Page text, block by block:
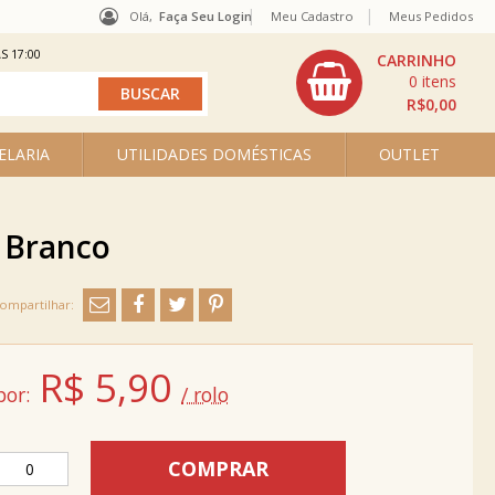
Olá, Faça Seu Login
UTILIDADES DOMÉSTICAS OUTLET
R$0,00
0
Meu Cadastro Meus Pedidos
17:00
R$ 5,90 / rolo